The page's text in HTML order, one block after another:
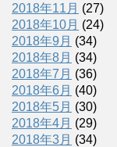
2018年11月 (27)
2018年10月 (24)
2018年9月 (34)
2018年8月 (34)
2018年7月 (36)
2018年6月 (40)
2018年5月 (30)
2018年4月 (29)
2018年3月 (34)